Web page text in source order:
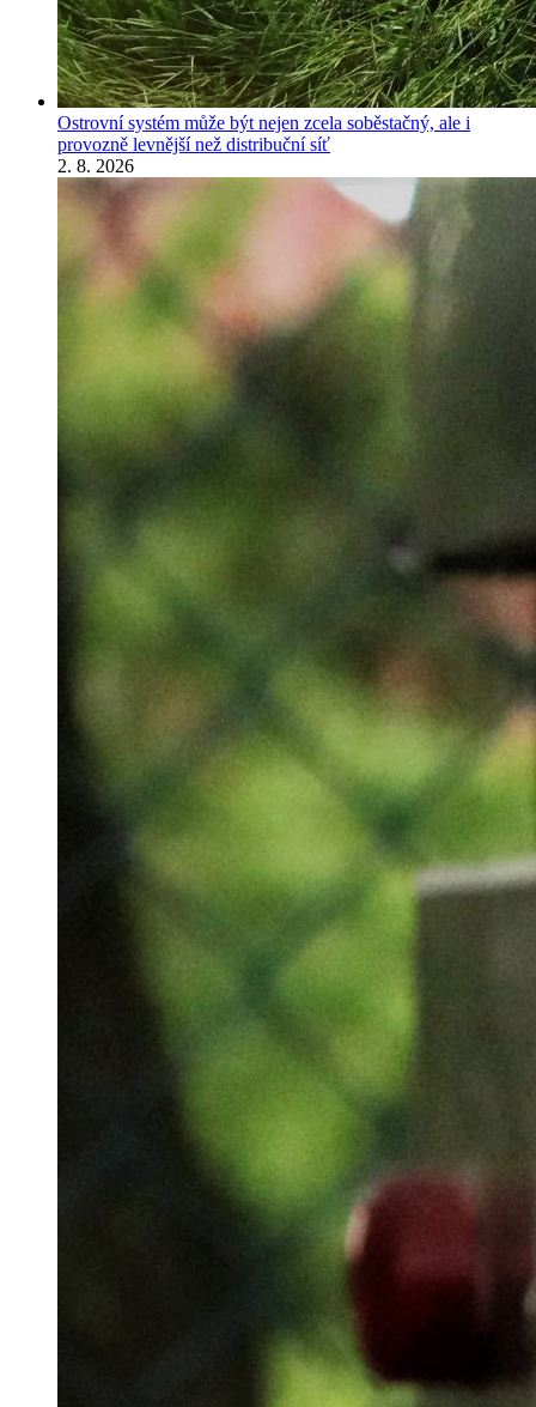
Ostrovní systém může být nejen zcela soběstačný, ale i
provozně levnější než distribuční síť
2. 8. 2026